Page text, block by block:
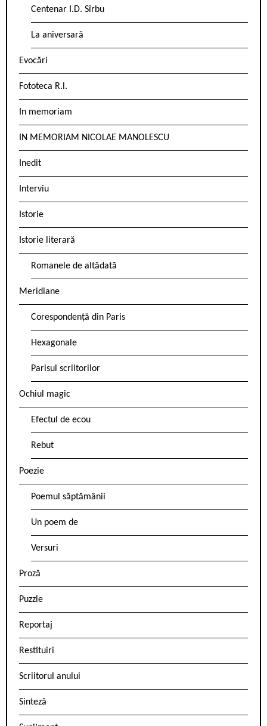
Centenar I.D. Sîrbu
La aniversară
Evocări
Fototeca R.l.
In memoriam
IN MEMORIAM NICOLAE MANOLESCU
Inedit
Interviu
Istorie
Istorie literară
Romanele de altădată
Meridiane
Corespondență din Paris
Hexagonale
Parisul scriitorilor
Ochiul magic
Efectul de ecou
Rebut
Poezie
Poemul săptămânii
Un poem de
Versuri
Proză
Puzzle
Reportaj
Restituiri
Scriitorul anului
Sinteză